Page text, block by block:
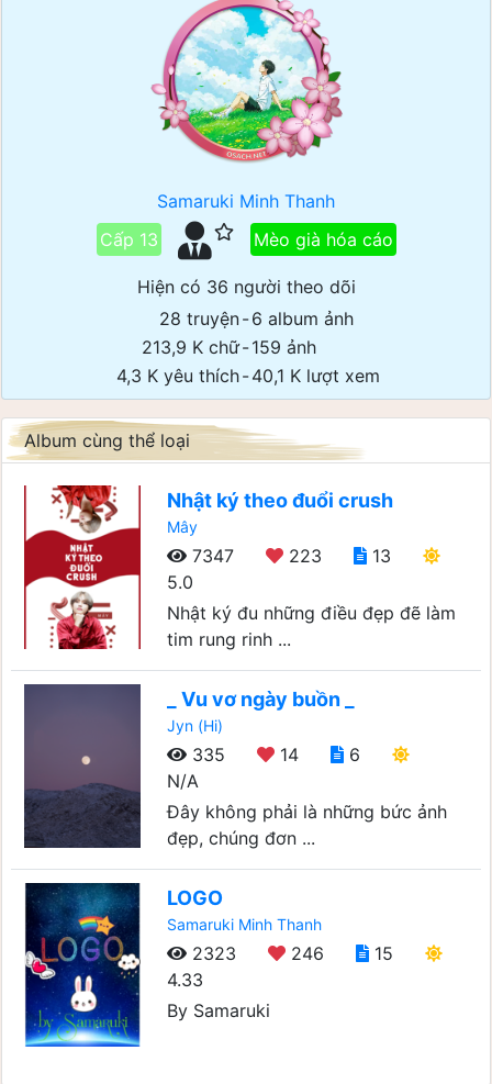
Samaruki Minh Thanh
Cấp 13
Mèo già hóa cáo
Hiện có 36 người theo dõi
28 truyện-6 album ảnh
213,9 K chữ-159 ảnh
4,3 K yêu thích-40,1 K lượt xem
Album cùng thể loại
Nhật ký theo đuổi crush
Mây
7347 223
13
5.0
Nhật ký đu những điều đẹp đẽ làm
tim rung rinh ...
_ Vu vơ ngày buồn _
Jyn (Hi)
335 14
6
N/A
Đây không phải là những bức ảnh
đẹp, chúng đơn ...
LOGO
Samaruki Minh Thanh
2323 246
15
4.33
By Samaruki